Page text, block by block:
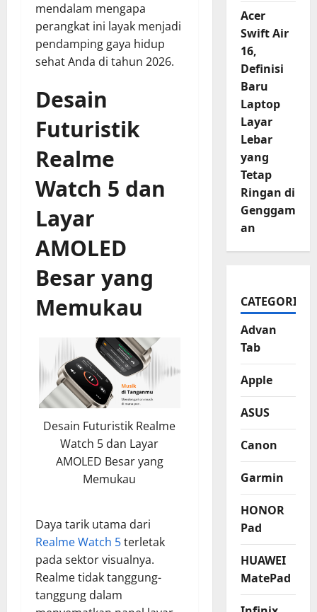
mendalam mengapa
perangkat ini layak menjadi
pendamping gaya hidup
sehat Anda di tahun 2026.
Desain
Futuristik
Realme
Watch 5 dan
Layar
AMOLED
Besar yang
Memukau
Desain Futuristik Realme
Watch 5 dan Layar
AMOLED Besar yang
Memukau
Daya tarik utama dari
Realme Watch 5terletak
pada sektor visualnya.
Realme tidak tanggung-
tanggung dalam
Acer
Swift Air
16,
Definisi
Baru
Laptop
Layar
Lebar
yang
Tetap
Ringan di
Genggam
an
CATEGORIES
Advan
Tab
Apple
ASUS
Canon
Garmin
HONOR
Pad
HUAWEI
MatePad